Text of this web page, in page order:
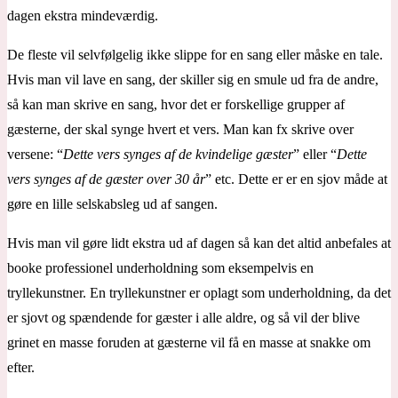
dagen ekstra mindeværdig.
De fleste vil selvfølgelig ikke slippe for en sang eller måske en tale.
Hvis man vil lave en sang, der skiller sig en smule ud fra de andre,
så kan man skrive en sang, hvor det er forskellige grupper af
gæsterne, der skal synge hvert et vers. Man kan fx skrive over
versene: “Dette vers synges af de kvindelige gæster” eller “Dette
vers synges af de gæster over 30 år” etc. Dette er er en sjov måde at
gøre en lille selskabsleg ud af sangen.
Hvis man vil gøre lidt ekstra ud af dagen så kan det altid anbefales at
booke professionel underholdning som eksempelvis en
tryllekunstner. En tryllekunstner er oplagt som underholdning, da det
er sjovt og spændende for gæster i alle aldre, og så vil der blive
grinet en masse foruden at gæsterne vil få en masse at snakke om
efter.